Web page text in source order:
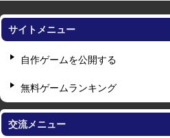
サイトメニュー
自作ゲームを公開する
無料ゲームランキング
交流メニュー